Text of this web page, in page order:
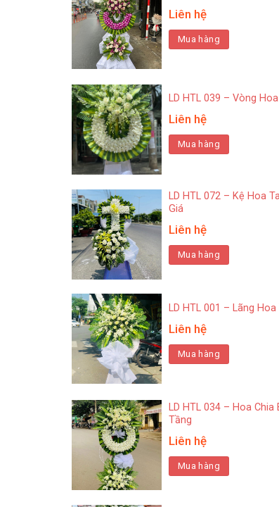
Liên hệ
Mua hàng
LD HTL 039 – Vòng
Liên hệ
Mua hàng
LD HTL 072 – Kệ Hoa
Giá
Liên hệ
Mua hàng
LD HTL 001 – Lãng Hoa
Liên hệ
Mua hàng
LD HTL 034 – Hoa Chia
Tầng
Liên hệ
Mua hàng